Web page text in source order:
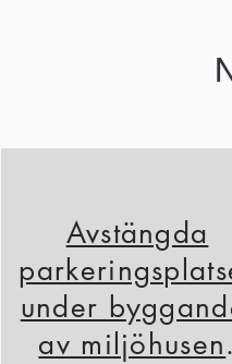
Avstängda
under
av miljöhusen